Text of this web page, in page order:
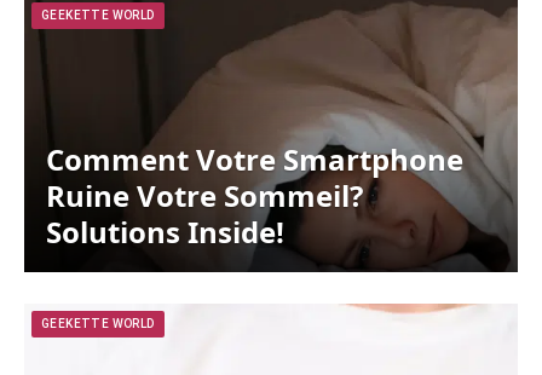
GEEKETTE WORLD
Comment Votre Smartphone
Ruine Votre Sommeil?
Solutions Inside!
GEEKETTE WORLD